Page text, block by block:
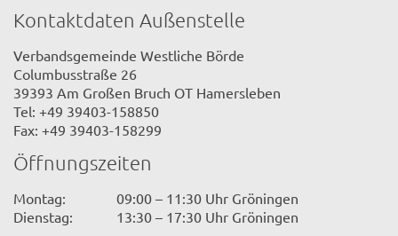
Kontaktdaten Außenstelle
Verbandsgemeinde Westliche Börde
Columbusstraße 26
39393 Am Großen Bruch OT Hamersleben
Tel: +49 39403-158850
Fax: +49 39403-158299
Öffnungszeiten
Montag:
09:00 – 11:30 Uhr Gröningen
Dienstag:
13:30 – 17:30 Uhr Gröningen